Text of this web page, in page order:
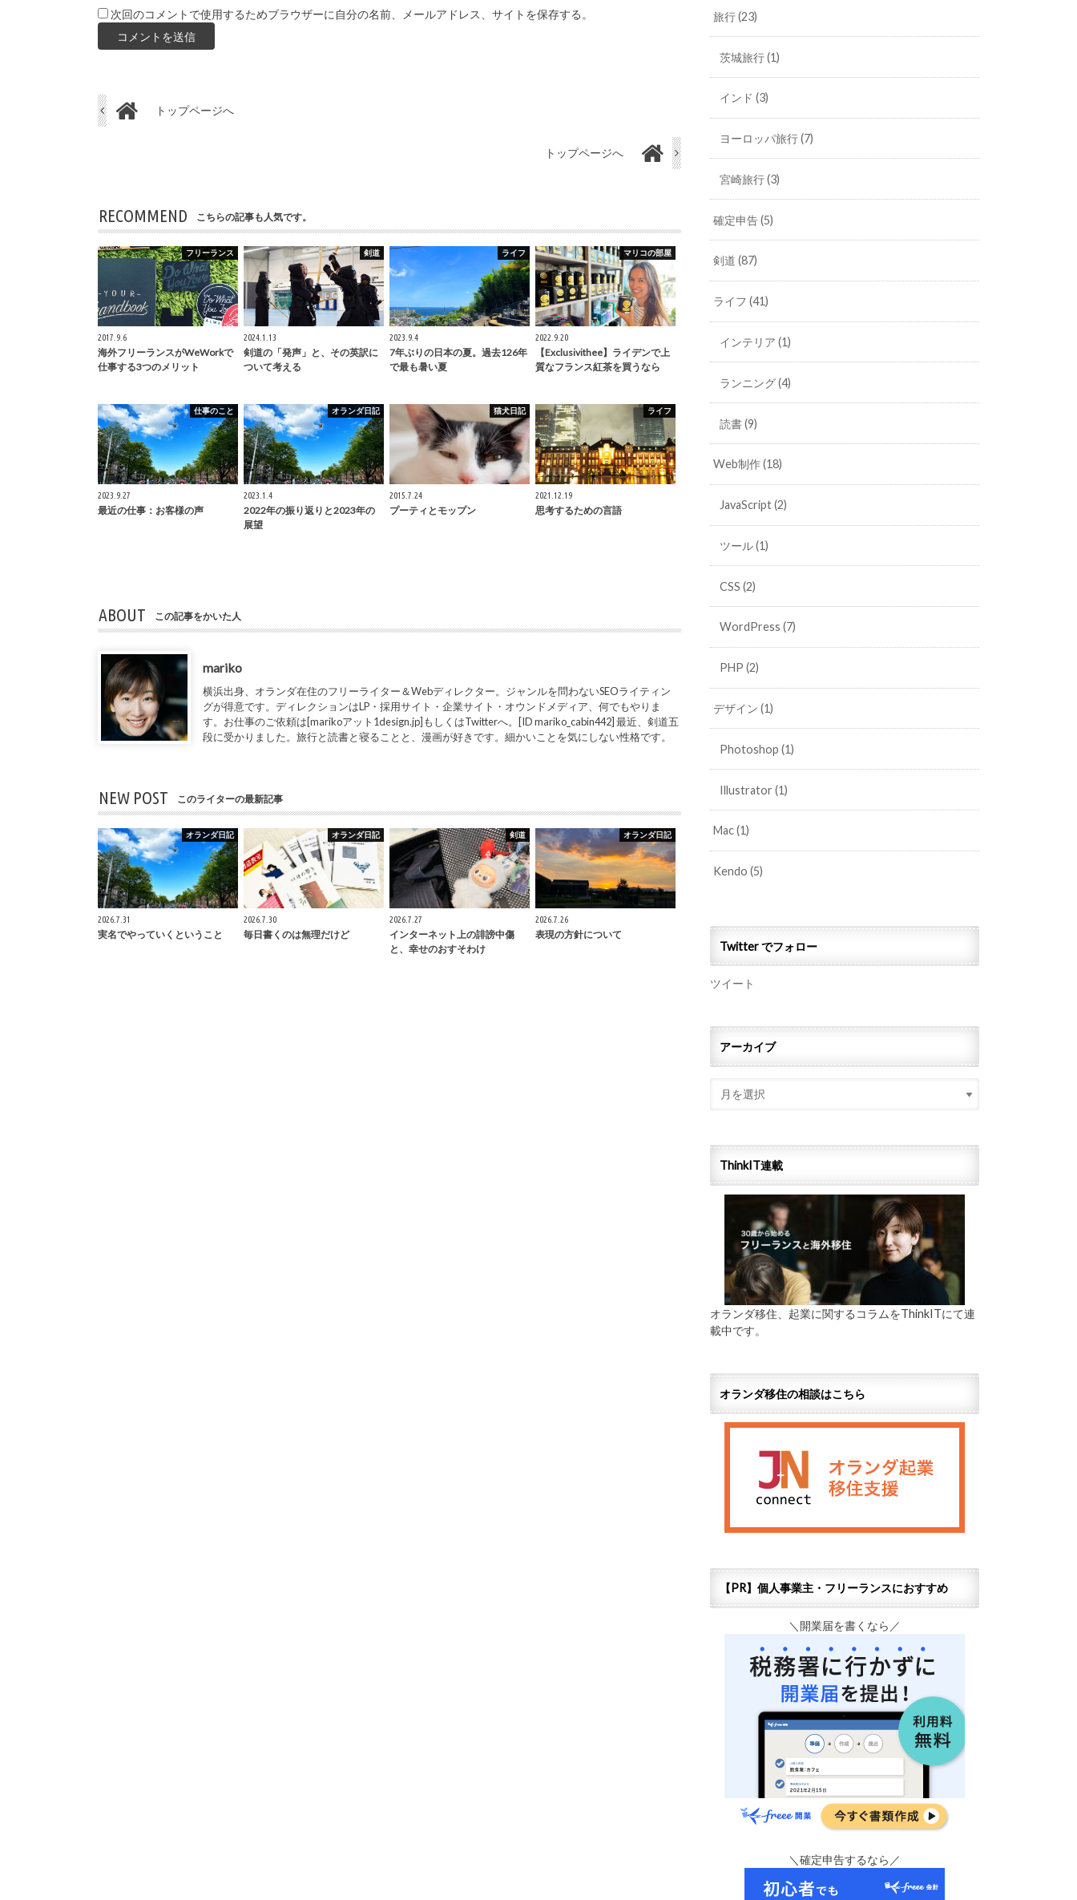
次回のコメントで使用するためブラウザーに自分の名前、メールアドレス、サイトを保存する。
トップページへ
トップページへ
RECOMMEND こちらの記事も人気です。
フリーランス
2017.9.6
海外フリーランスがWeWorkで
仕事する3つのメリット
剣道
2024.1.13
剣道の「発声」と、その英訳に
ついて考える
ライフ
2023.9.4
7年ぶりの日本の夏。過去126年
で最も暑い夏
マリコの部屋
2022.9.20
【Exclusivithee】ライデンで上
質なフランス紅茶を買うなら
仕事のこと
2023.9.27
最近の仕事：お客様の声
オランダ日記
2023.1.4
2022年の振り返りと2023年の
展望
猫犬日記
2015.7.24
プーティとモップン
ライフ
2021.12.19
思考するための言語
ABOUT この記事をかいた人
mariko
横浜出身、オランダ在住のフリーライター＆Webディレクター。ジャンルを問わないSEOライティン
グが得意です。ディレクションはLP・採用サイト・企業サイト・オウンドメディア、何でもやりま
す。お仕事のご依頼は[marikoアット1design.jp]もしくはTwitterへ。[ID mariko_cabin442] 最近、剣道五
段に受かりました。旅行と読書と寝ることと、漫画が好きです。細かいことを気にしない性格です。
NEW POST このライターの最新記事
オランダ日記
2026.7.31
実名でやっていくということ
オランダ日記
2026.7.30
毎日書くのは無理だけど
剣道
2026.7.27
インターネット上の誹謗中傷
と、幸せのおすそわけ
オランダ日記
2026.7.26
表現の方針について
旅行(23)
茨城旅行(1)
インド (3)
ヨーロッパ旅行(7)
宮崎旅行(3)
確定申告(5)
剣道(87)
ライフ(41)
インテリア (1)
ランニング(4)
読書(9)
Web制作(18)
JavaScript(2)
ツール(1)
CSS (2)
WordPress (7)
PHP (2)
デザイン(1)
Photoshop (1)
Illustrator (1)
Mac(1)
Kendo(5)
Twitter でフォロー
ツイート
アーカイブ
ThinkIT連載
オランダ移住、起業に関するコラムをThinkITにて連
載中です。
オランダ移住の相談はこちら
【PR】個人事業主・フリーランスにおすすめ
＼開業届を書くなら／
＼確定申告するなら／